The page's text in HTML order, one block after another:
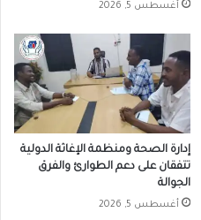
أغسطس 5, 2026
إدارة الصحة ومنظمة الإغاثة الدولية
تتفقان على دعم الطوارئ والفرق
الجوالة
أغسطس 5, 2026